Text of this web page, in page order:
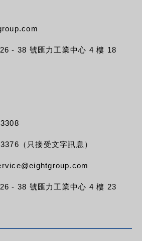
- 38 號匯力工業中心 4 樓 18
（只接受文字訊息）
- 38 號匯力工業中心 4 樓 23